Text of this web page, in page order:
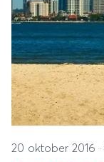
20 oktober 2016 ·